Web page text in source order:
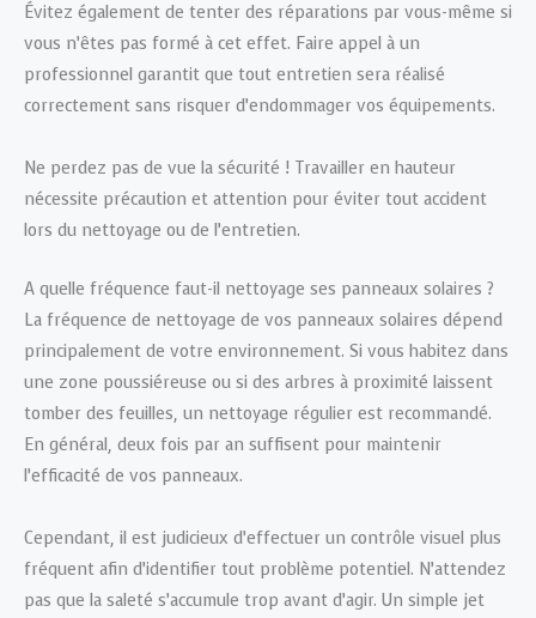
Évitez également de tenter des réparations par vous-même si
vous n’êtes pas formé à cet effet. Faire appel à un
professionnel garantit que tout entretien sera réalisé
correctement sans risquer d’endommager vos équipements.
Ne perdez pas de vue la sécurité ! Travailler en hauteur
nécessite précaution et attention pour éviter tout accident
lors du nettoyage ou de l’entretien.
A quelle fréquence faut-il nettoyage ses panneaux solaires ?
La fréquence de nettoyage de vos panneaux solaires dépend
principalement de votre environnement. Si vous habitez dans
une zone poussiéreuse ou si des arbres à proximité laissent
tomber des feuilles, un nettoyage régulier est recommandé.
En général, deux fois par an suffisent pour maintenir
l’efficacité de vos panneaux.
Cependant, il est judicieux d’effectuer un contrôle visuel plus
fréquent afin d’identifier tout problème potentiel. N’attendez
pas que la saleté s’accumule trop avant d’agir. Un simple jet